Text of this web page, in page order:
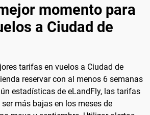
momento para
a Ciudad de
tarifas en vuelos a Ciudad de
reservar con al menos 6 semanas
estadísticas de eLandFly, las tarifas
más bajas en los meses de